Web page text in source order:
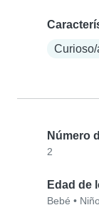
Curioso/
Número
2
Edad de
Bebé •